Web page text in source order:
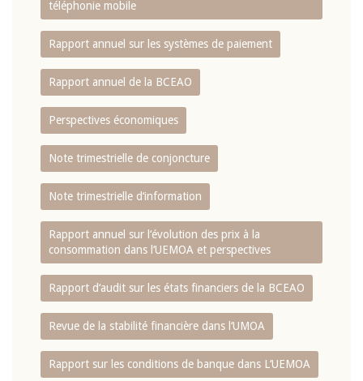
téléphonie mobile
Rapport annuel sur les systèmes de paiement
Rapport annuel de la BCEAO
Perspectives économiques
Note trimestrielle de conjoncture
Note trimestrielle d‘information
Rapport annuel sur l‘évolution des prix à la
consommation dans l‘UEMOA et perspectives
Rapport d‘audit sur les états financiers de la BCEAO
Revue de la stabilité financière dans l‘UMOA
Rapport sur les conditions de banque dans L‘UEMOA